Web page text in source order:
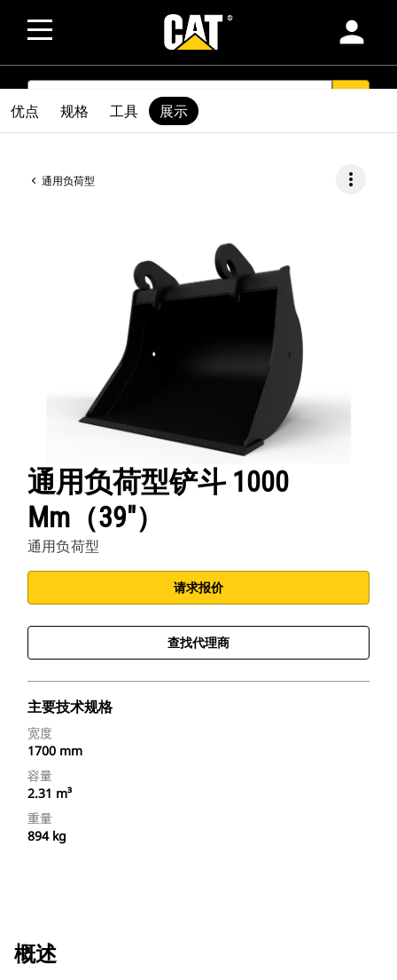
person
SEARCH
通用负荷型 more_vert
通用负荷型铲斗 1000
Mm（39"）
通用负荷型
请求报价
查找代理商
主要技术规格
宽度
1700 mm
容量
2.31 m³
重量
894 kg
优点 规格 工具 展示
概述